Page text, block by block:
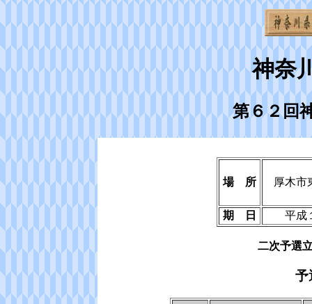
神奈
第６２回
場 所 厚木市
期 日 平成
二次予選
予